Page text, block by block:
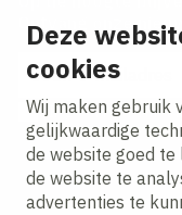
Deze
cookies
Wij maken gebruik
gelijkwaardige
de website goed
de website te
advertenties te
Ontvang onze
E-mailadres
Ik ga akkoord met